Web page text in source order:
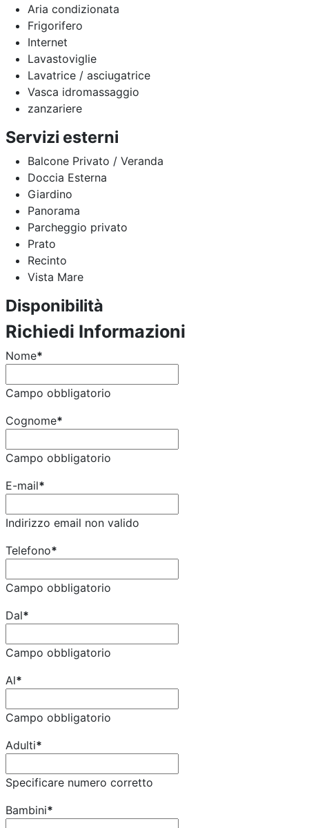
Aria condizionata
Frigorifero
Internet
Lavastoviglie
Lavatrice / asciugatrice
Vasca idromassaggio
zanzariere
Servizi esterni
Balcone Privato / Veranda
Doccia Esterna
Giardino
Panorama
Parcheggio privato
Prato
Recinto
Vista Mare
Disponibilità
Richiedi Informazioni
Nome*
Campo obbligatorio
Cognome*
Campo obbligatorio
E-mail*
Indirizzo email non valido
Telefono*
Campo obbligatorio
Dal*
Campo obbligatorio
Al*
Campo obbligatorio
Adulti*
Specificare numero corretto
Bambini*